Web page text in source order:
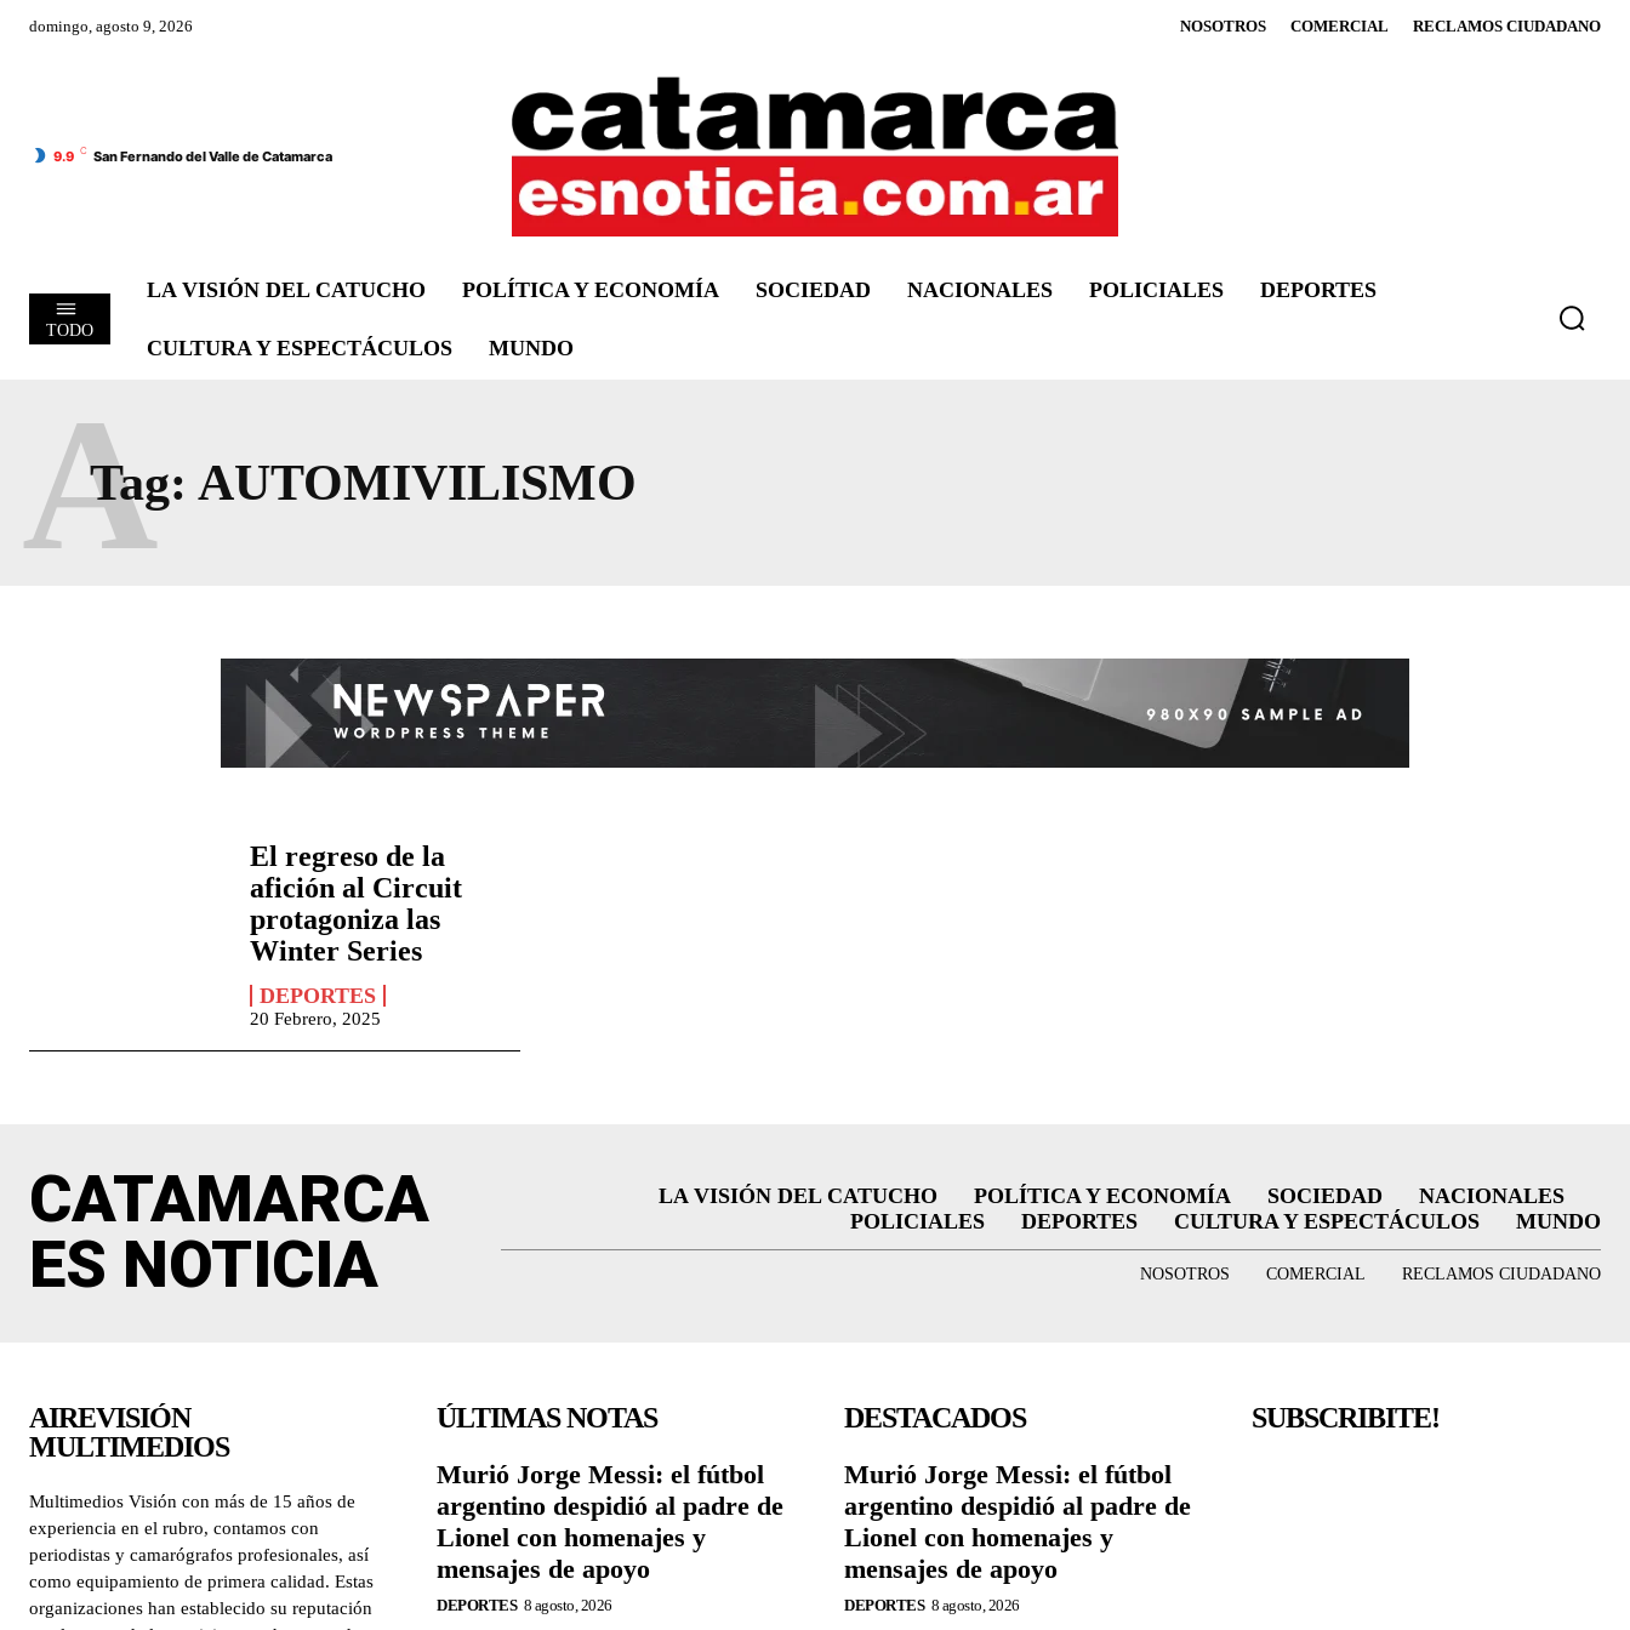
domingo, agosto 9, 2026 NOSOTROS COMERCIAL RECLAMOS CIUDADANO
9.9 C San Fernando del Valle de Catamarca
TODO
LA VISIÓN DEL CATUCHO POLÍTICA Y ECONOMÍA SOCIEDAD NACIONALES POLICIALES DEPORTES
CULTURA Y ESPECTÁCULOS MUNDO
Tag: AUTOMIVILISMO
A
El regreso de la
afición al Circuit
protagoniza las
Winter Series
DEPORTES
20 Febrero, 2025
CATAMARCA
ES NOTICIA
LA VISIÓN DEL CATUCHO POLÍTICA Y ECONOMÍA SOCIEDAD
NACIONALES
POLICIALES
DEPORTES CULTURA Y ESPECTÁCULOS MUNDO
NOSOTROS COMERCIAL RECLAMOS CIUDADANO
AIREVISIÓN
MULTIMEDIOS
Multimedios Visión con más de 15 años de
experiencia en el rubro, contamos con
periodistas y camarógrafos profesionales, así
como equipamiento de primera calidad. Estas
organizaciones han establecido su reputación
ÚLTIMAS NOTAS
Murió Jorge Messi: el fútbol
argentino despidió al padre de
Lionel con homenajes y
mensajes de apoyo
DEPORTES 8 agosto, 2026
DESTACADOS
Murió Jorge Messi: el fútbol
argentino despidió al padre de
Lionel con homenajes y
mensajes de apoyo
DEPORTES 8 agosto, 2026
SUBSCRIBITE!